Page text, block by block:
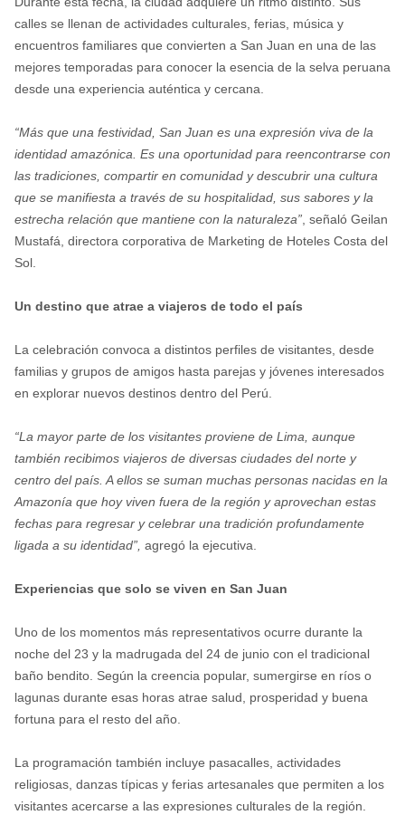
calles se llenan de actividades culturales, ferias, música y
encuentros familiares que convierten a San Juan en una de las
mejores temporadas para conocer la esencia de la selva peruana
desde una experiencia auténtica y cercana.
“Más que una festividad, San Juan es una expresión viva de la
identidad amazónica. Es una oportunidad para reencontrarse con
las tradiciones, compartir en comunidad y descubrir una cultura
que se manifiesta a través de su hospitalidad, sus sabores y la
estrecha relación que mantiene con la naturaleza”, señaló Geilan
Mustafá, directora corporativa de Marketing de Hoteles Costa del
Sol.
Un destino que atrae a viajeros de todo el país
La celebración convoca a distintos perfiles de visitantes, desde
familias y grupos de amigos hasta parejas y jóvenes interesados
en explorar nuevos destinos dentro del Perú.
“La mayor parte de los visitantes proviene de Lima, aunque
también recibimos viajeros de diversas ciudades del norte y
centro del país. A ellos se suman muchas personas nacidas en la
Amazonía que hoy viven fuera de la región y aprovechan estas
fechas para regresar y celebrar una tradición profundamente
ligada a su identidad”, agregó la ejecutiva.
Experiencias que solo se viven en San Juan
Uno de los momentos más representativos ocurre durante la
noche del 23 y la madrugada del 24 de junio con el tradicional
baño bendito. Según la creencia popular, sumergirse en ríos o
lagunas durante esas horas atrae salud, prosperidad y buena
fortuna para el resto del año.
La programación también incluye pasacalles, actividades
religiosas, danzas típicas y ferias artesanales que permiten a los
visitantes acercarse a las expresiones culturales de la región.